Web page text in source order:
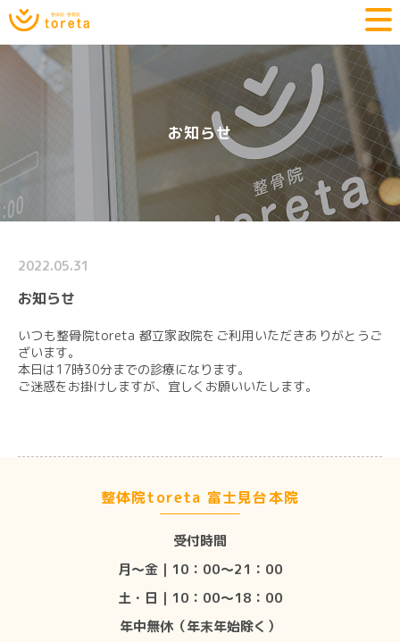
お知らせ
2022.05.31
お知らせ
いつも整骨院toreta 都立家政院をご利用いただきありがとうご
ざいます。
本日は17時30分までの診療になります。
ご迷惑をお掛けしますが、宜しくお願いいたします。
整体院toreta 富士見台本院
受付時間
月〜金｜10：00〜21：00
土・日｜10：00〜18：00
年中無休（年末年始除く）